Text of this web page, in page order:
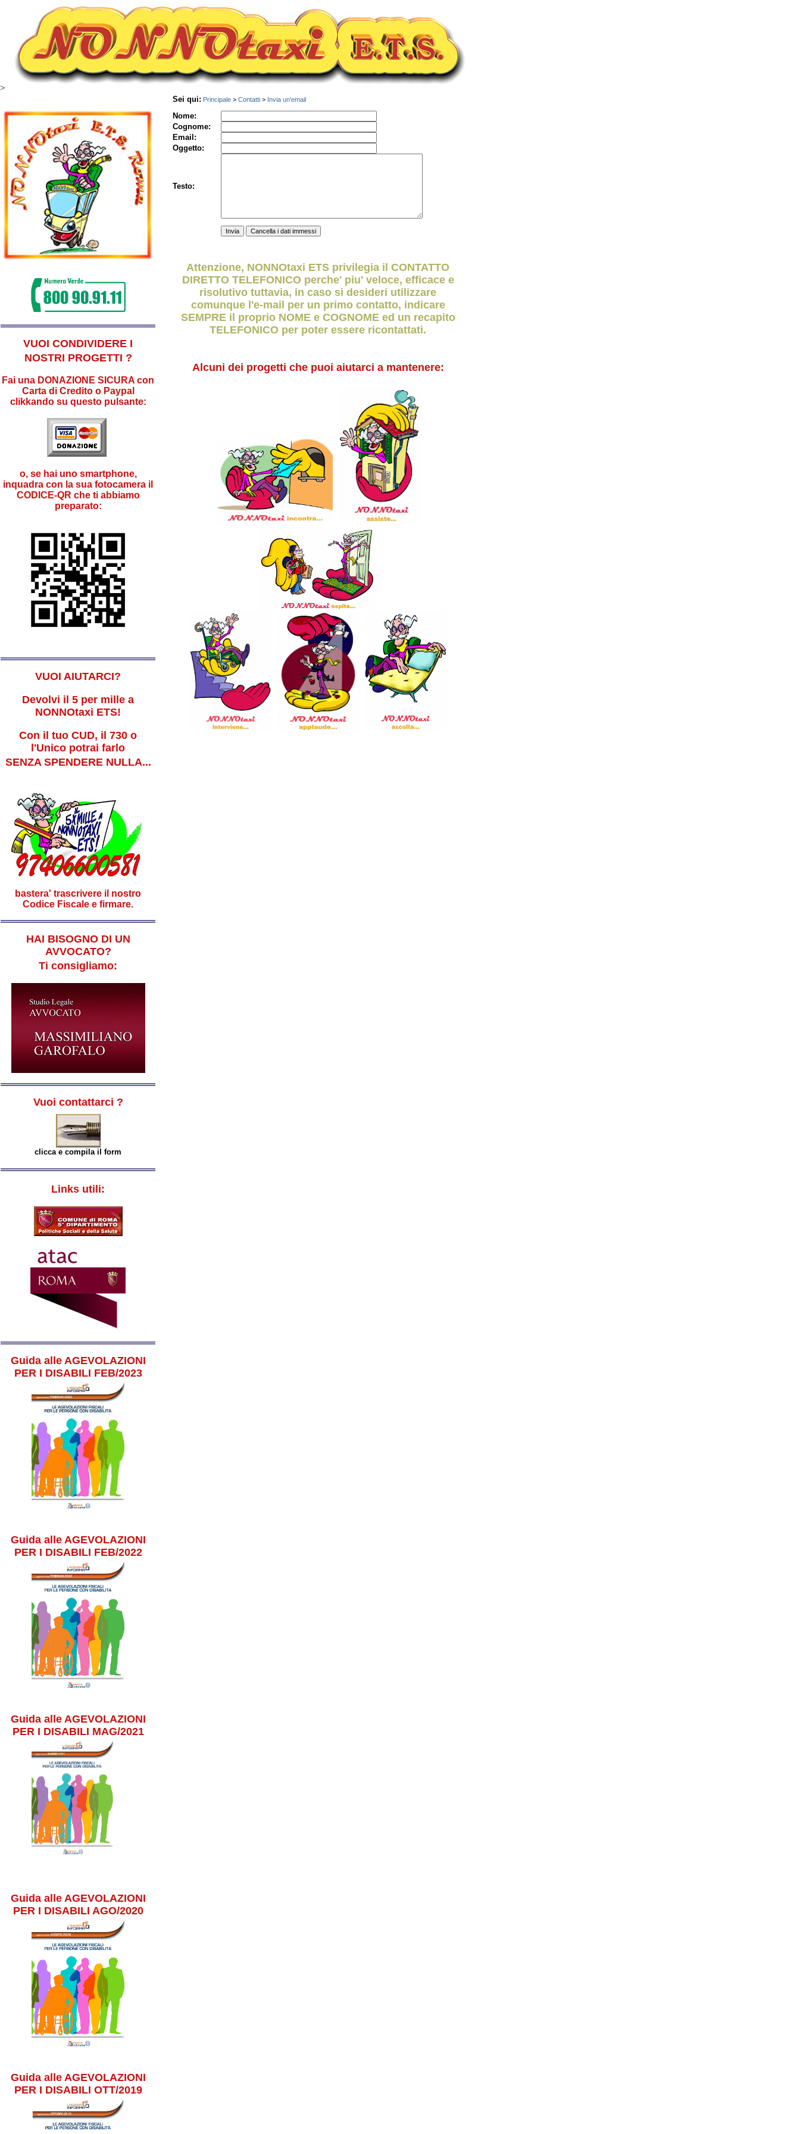
>
VUOI CONDIVIDERE I
NOSTRI PROGETTI ?
Fai una DONAZIONE SICURA con
Carta di Credito o Paypal
clikkando su questo pulsante:
o, se hai uno smartphone,
inquadra con la sua fotocamera il
CODICE-QR che ti abbiamo
preparato:
VUOI AIUTARCI?
Devolvi il 5 per mille a
NONNOtaxi ETS!
Con il tuo CUD, il 730 o
l'Unico potrai farlo
SENZA SPENDERE NULLA...
bastera' trascrivere il nostro
Codice Fiscale e firmare.
HAI BISOGNO DI UN
AVVOCATO?
Ti consigliamo:
Vuoi contattarci ?
clicca e compila il form
Links utili:
Guida alle AGEVOLAZIONI
PER I DISABILI FEB/2023
Guida alle AGEVOLAZIONI
PER I DISABILI FEB/2022
Guida alle AGEVOLAZIONI
PER I DISABILI MAG/2021
Guida alle AGEVOLAZIONI
PER I DISABILI AGO/2020
Guida alle AGEVOLAZIONI
PER I DISABILI OTT/2019
Sei qui: Principale > Contatti > Invia un'email
Nome:
Cognome:
Email:
Oggetto:
Testo:
Attenzione, NONNOtaxi ETS privilegia il CONTATTO
DIRETTO TELEFONICO perche' piu' veloce, efficace e
risolutivo tuttavia, in caso si desideri utilizzare
comunque l'e-mail per un primo contatto, indicare
SEMPRE il proprio NOME e COGNOME ed un recapito
TELEFONICO per poter essere ricontattati.
Alcuni dei progetti che puoi aiutarci a mantenere: